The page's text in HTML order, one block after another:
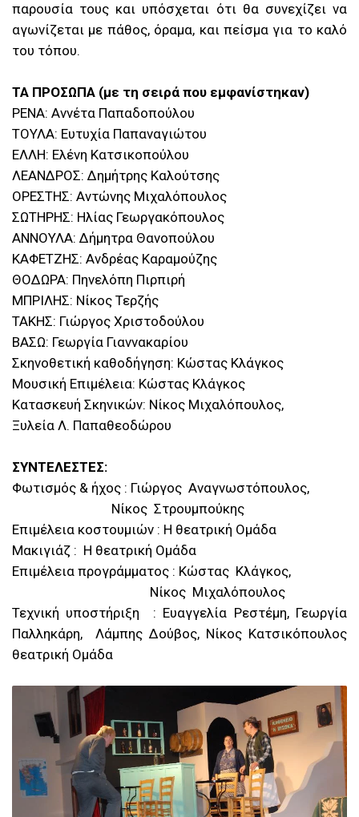
παρουσία τους και υπόσχεται ότι θα συνεχίζει να
αγωνίζεται με πάθος, όραμα, και πείσμα για το καλό
του τόπου.
ΤΑ ΠΡΟΣΩΠΑ (με τη σειρά που εμφανίστηκαν)
ΡΕΝΑ: Αννέτα Παπαδοπούλου
ΤΟΥΛΑ: Ευτυχία Παπαναγιώτου
ΕΛΛΗ: Ελένη Κατσικοπούλου
ΛΕΑΝΔΡΟΣ: Δημήτρης Καλούτσης
ΟΡΕΣΤΗΣ: Αντώνης Μιχαλόπουλος
ΣΩΤΗΡΗΣ: Ηλίας Γεωργακόπουλος
ΑΝΝΟΥΛΑ: Δήμητρα Θανοπούλου
ΚΑΦΕΤΖΗΣ: Ανδρέας Καραμούζης
ΘΟΔΩΡΑ: Πηνελόπη Πιρπιρή
ΜΠΡΙΛΗΣ: Νίκος Τερζής
ΤΑΚΗΣ: Γιώργος Χριστοδούλου
ΒΑΣΩ: Γεωργία Γιαννακαρίου
Σκηνοθετική καθοδήγηση: Κώστας Κλάγκος
Μουσική Επιμέλεια: Κώστας Κλάγκος
Κατασκευή Σκηνικών: Νίκος Μιχαλόπουλος,
Ξυλεία Λ. Παπαθεοδώρου
ΣΥΝΤΕΛΕΣΤΕΣ:
Φωτισμός & ήχος : Γιώργος Αναγνωστόπουλος,
Νίκος Στρουμπούκης
Επιμέλεια κοστουμιών : Η θεατρική Ομάδα
Μακιγιάζ : Η θεατρική Ομάδα
Επιμέλεια προγράμματος : Κώστας Κλάγκος,
Νίκος Μιχαλόπουλος
Τεχνική υποστήριξη : Ευαγγελία Ρεστέμη, Γεωργία
Παλληκάρη, Λάμπης Δούβος, Νίκος Κατσικόπουλος
θεατρική Ομάδα